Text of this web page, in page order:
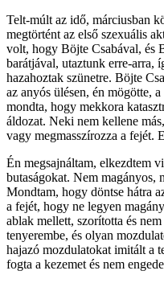
Telt-múlt az idő, márciusban
megtörtént az első szexuális
volt, hogy Böjte Csabával, és
barátjával, utaztunk erre-arra,
hazahoztak szünetre. Böjte
az anyós ülésen, én mögötte,
mondta, hogy mekkora
áldozat. Neki nem kellene
vagy megmasszírozza a fejét.
Én megsajnáltam, elkezdtem
butaságokat. Nem magányos,
Mondtam, hogy döntse hátra
a fejét, hogy ne legyen
ablak mellett, szorította és
tenyerembe, és olyan
hajazó mozdulatokat imitált a
fogta a kezemet és nem